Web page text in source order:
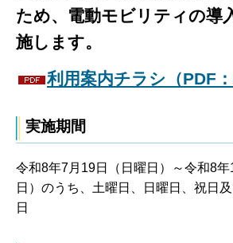
ため、電動モビリティの導
施します。
利用案内チラシ（PDF：
実施期間
令和8年7月19日（日曜日）～令和8
日）のうち、土曜日、日曜日、祝日
日